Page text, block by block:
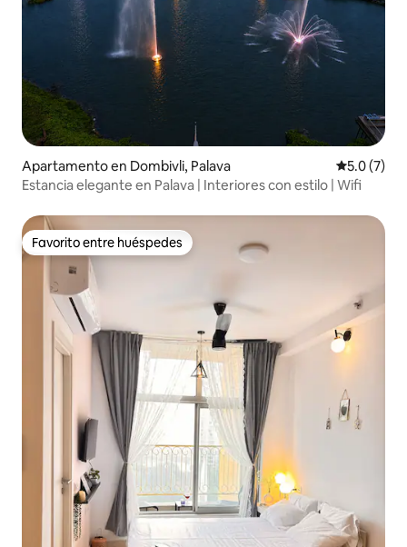
Apartamento en Dombivli, Palava
5.0 (7)
Estancia elegante en Palava | Interiores con estilo | Wifi
Favorito entre huéspedes
Favorito entre huéspedes